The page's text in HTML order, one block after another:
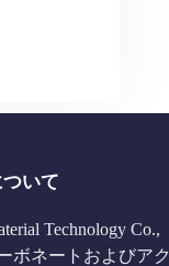
いて
Technology Co.,
ボネートおよびアク